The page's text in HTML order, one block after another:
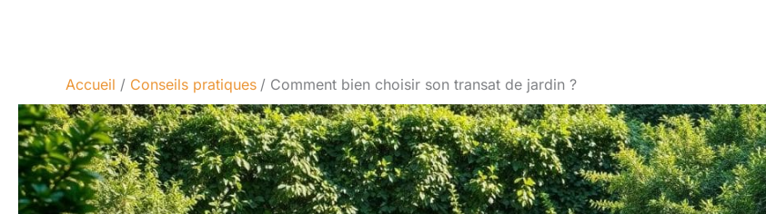
Accueil Conseils pratiques Comment bien choisir son transat de jardin ?